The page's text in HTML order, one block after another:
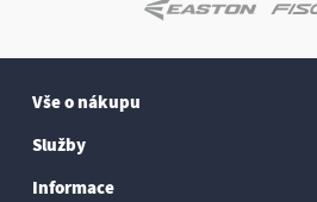
Vše o nákupu
Služby
Informace